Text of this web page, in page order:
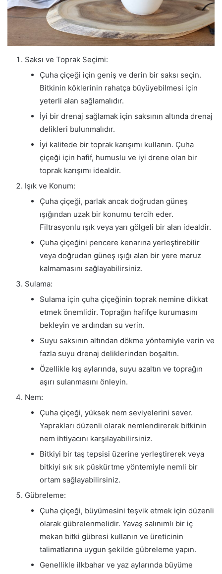
Saksı ve Toprak Seçimi:
Çuha çiçeği için geniş ve derin bir saksı seçin.
Bitkinin köklerinin rahatça büyüyebilmesi için
yeterli alan sağlamalıdır.
İyi bir drenaj sağlamak için saksının altında drenaj
delikleri bulunmalıdır.
İyi kalitede bir toprak karışımı kullanın. Çuha
çiçeği için hafif, humuslu ve iyi drene olan bir
toprak karışımı idealdir.
Işık ve Konum:
Çuha çiçeği, parlak ancak doğrudan güneş
ışığından uzak bir konumu tercih eder.
Filtrasyonlu ışık veya yarı gölgeli bir alan idealdir.
Çuha çiçeğini pencere kenarına yerleştirebilir
veya doğrudan güneş ışığı alan bir yere maruz
kalmamasını sağlayabilirsiniz.
Sulama:
Sulama için çuha çiçeğinin toprak nemine dikkat
etmek önemlidir. Toprağın hafifçe kurumasını
bekleyin ve ardından su verin.
Suyu saksının altından dökme yöntemiyle verin ve
fazla suyu drenaj deliklerinden boşaltın.
Özellikle kış aylarında, suyu azaltın ve toprağın
aşırı sulanmasını önleyin.
Nem:
Çuha çiçeği, yüksek nem seviyelerini sever.
Yaprakları düzenli olarak nemlendirerek bitkinin
nem ihtiyacını karşılayabilirsiniz.
Bitkiyi bir taş tepsisi üzerine yerleştirerek veya
bitkiyi sık sık püskürtme yöntemiyle nemli bir
ortam sağlayabilirsiniz.
Gübreleme:
Çuha çiçeği, büyümesini teşvik etmek için düzenli
olarak gübrelenmelidir. Yavaş salınımlı bir iç
mekan bitki gübresi kullanın ve üreticinin
talimatlarına uygun şekilde gübreleme yapın.
Genellikle ilkbahar ve yaz aylarında büyüme